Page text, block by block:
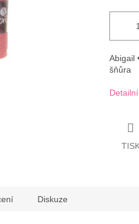
Abigail
šňůra
Diskuze